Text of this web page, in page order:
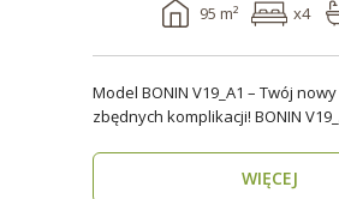
95 m² x4
Model BONIN V19_A1 – Twój
zbędnych komplikacji! BONIN V19_A1 to
WIĘCEJ